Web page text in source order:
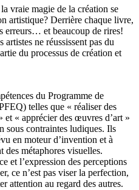
vraie magie de la création se
artistique? Derrière chaque livre,
erreurs… et beaucoup de rires!
ne réussissent pas du
du processus de création et
du Programme de
telles que « réaliser des
et « apprécier des œuvres d’art »
sous contraintes ludiques. Ils
en moteur d’invention et à
des métaphores visuelles.
et l’expression des perceptions
ce n’est pas viser la perfection,
attention au regard des autres.